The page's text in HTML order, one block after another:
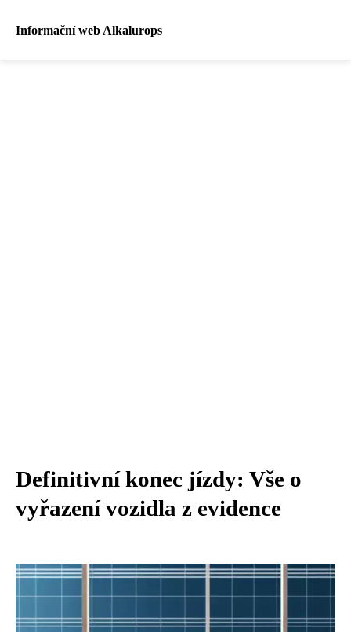
Informační web Alkalurops
Definitivní konec jízdy: Vše o
vyřazení vozidla z evidence